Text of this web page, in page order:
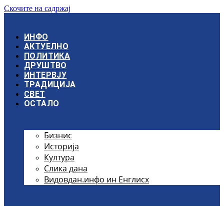
Скочите на садржај
ИНФО
АКТУЕЛНО
ПОЛИТИКА
ДРУШТВО
ИНТЕРВЈУ
ТРАДИЦИЈА
СВЕТ
ОСТАЛО
Бизнис
Историја
Култура
Слика дана
Видовдан.инфо ин Енглисх